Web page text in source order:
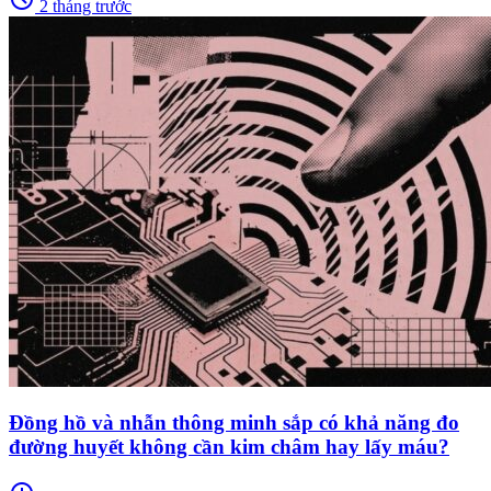
2 tháng trước
Đồng hồ và nhẫn thông minh sắp có khả năng đo
đường huyết không cần kim châm hay lấy máu?